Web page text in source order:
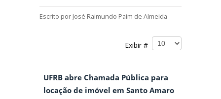
Escrito por José Raimundo Paim de Almeida
Exibir #
UFRB abre Chamada Pública para
locação de imóvel em Santo Amaro